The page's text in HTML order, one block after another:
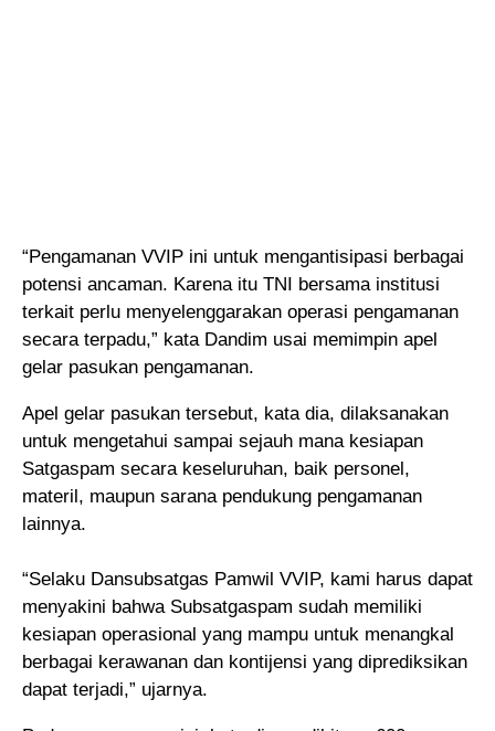
“Pengamanan VVIP ini untuk mengantisipasi berbagai
potensi ancaman. Karena itu TNI bersama institusi
terkait perlu menyelenggarakan operasi pengamanan
secara terpadu,” kata Dandim usai memimpin apel
gelar pasukan pengamanan.
Apel gelar pasukan tersebut, kata dia, dilaksanakan
untuk mengetahui sampai sejauh mana kesiapan
Satgaspam secara keseluruhan, baik personel,
materil, maupun sarana pendukung pengamanan
lainnya.
“Selaku Dansubsatgas Pamwil VVIP, kami harus dapat
menyakini bahwa Subsatgaspam sudah memiliki
kesiapan operasional yang mampu untuk menangkal
berbagai kerawanan dan kontijensi yang diprediksikan
dapat terjadi,” ujarnya.